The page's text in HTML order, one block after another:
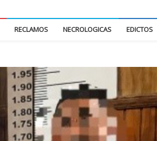
RECLAMOS NECROLOGICAS EDICTOS